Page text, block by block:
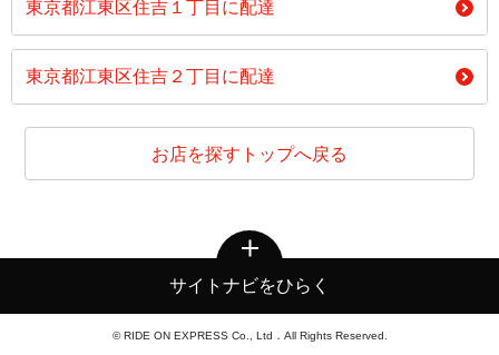
東京都江東区住吉１丁目に配達
東京都江東区住吉２丁目に配達
お店を探すトップへ戻る
サイトナビをひらく
© RIDE ON EXPRESS Co., Ltd．All Rights Reserved.